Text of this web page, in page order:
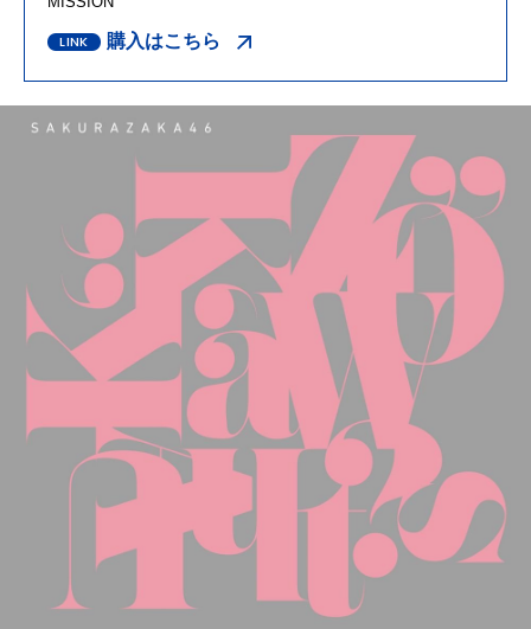
購入はこちら